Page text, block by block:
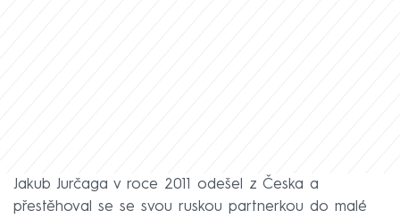
Jakub Jurčaga v roce 2011 odešel z Česka a
přestěhoval se se svou ruskou partnerkou do malé